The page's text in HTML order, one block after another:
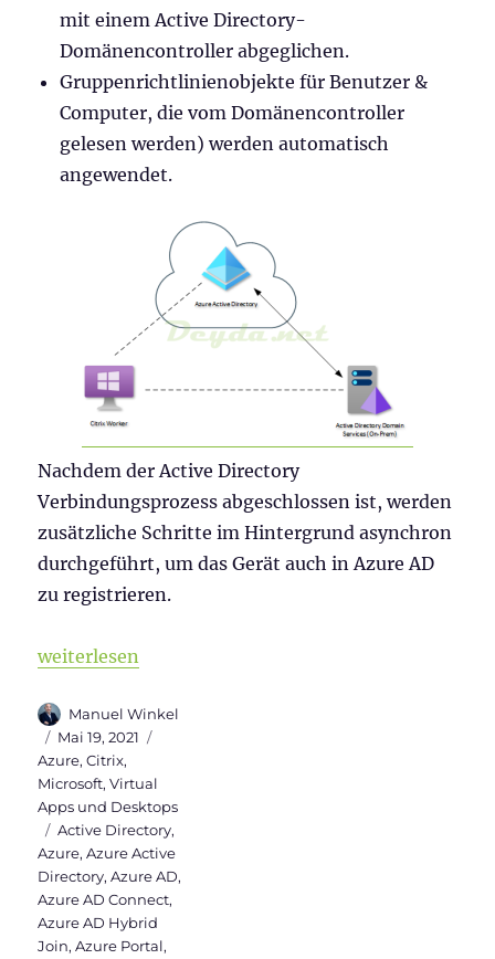
mit einem Active Directory-
Domänencontroller abgeglichen.
Gruppenrichtlinienobjekte für Benutzer &
Computer, die vom Domänencontroller
gelesen werden) werden automatisch
angewendet.
Nachdem der Active Directory
Verbindungsprozess abgeschlossen ist, werden
zusätzliche Schritte im Hintergrund asynchron
durchgeführt, um das Gerät auch in Azure AD
zu registrieren.
„Warum sollte ein Windows Server 2019 VDI
weiterlesen
Autor
Manuel Winkel
Veröffentlicht
am
Mai 19, 2021
Azure,Citrix,
Microsoft,Virtual
Apps und Desktops
Schlagwörter
Active Directory,
Azure,Azure Active
Directory,Azure AD,
Azure AD Connect,
Azure AD Hybrid
Join,Azure Portal,